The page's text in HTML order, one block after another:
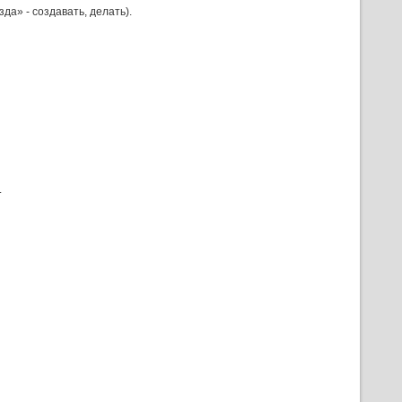
- создавать, делать).